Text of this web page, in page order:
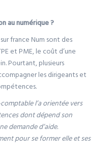
au numérique ?
france Num sont des
et PME, le coût d’une
Pourtant, plusieurs
les dirigeants et
l’a orientée vers
dont dépend son
demande d’aide.
pour se former elle et ses